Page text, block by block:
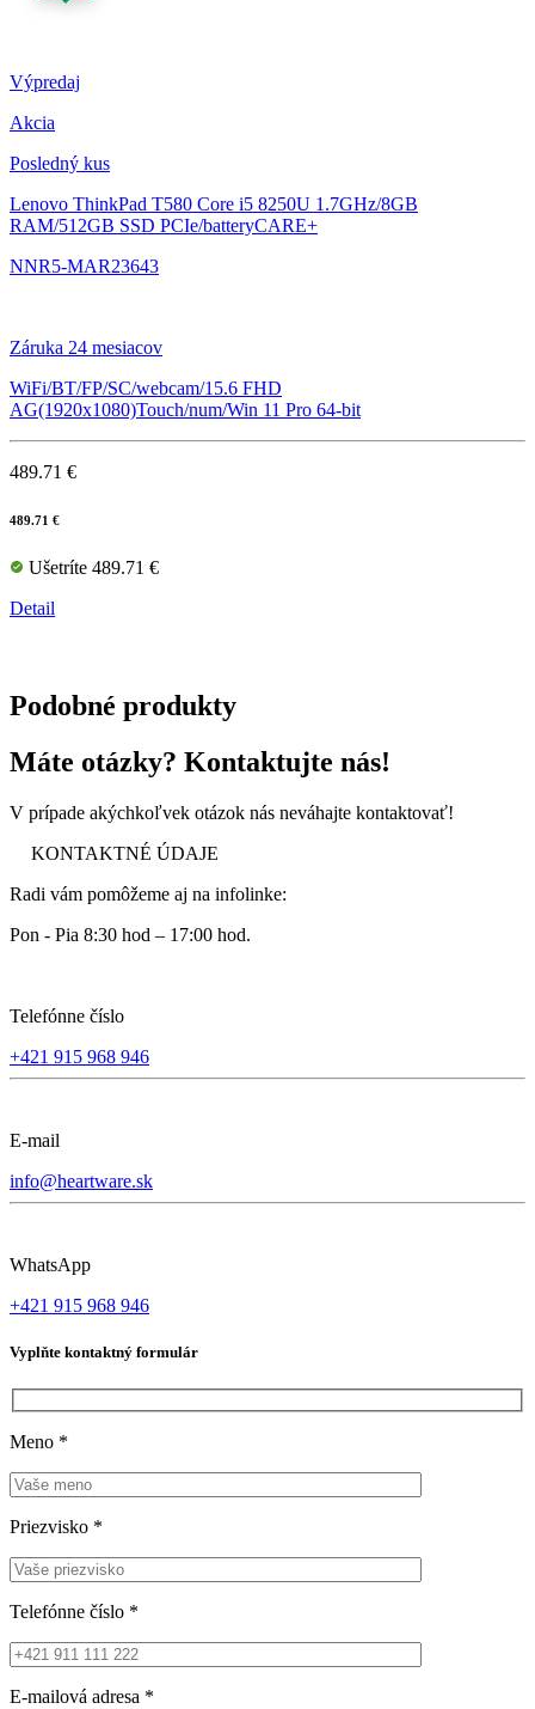
Výpredaj
Akcia
Posledný kus
Lenovo ThinkPad T580 Core i5 8250U 1.7GHz/8GB
RAM/512GB SSD PCIe/batteryCARE+
NNR5-MAR23643
Záruka 24 mesiacov
WiFi/BT/FP/SC/webcam/15.6 FHD
AG(1920x1080)Touch/num/Win 11 Pro 64-bit
489.71 €
489.71 €
Ušetríte 489.71 €
Detail
Podobné produkty
Máte otázky? Kontaktujte nás!
V prípade akýchkoľvek otázok nás neváhajte kontaktovať!
KONTAKTNÉ ÚDAJE
Radi vám pomôžeme aj na infolinke:
Pon - Pia 8:30 hod – 17:00 hod.
Telefónne číslo
+421 915 968 946
E-mail
info@heartware.sk
WhatsApp
+421 915 968 946
Vyplňte kontaktný formulár
Meno *
Priezvisko *
Telefónne číslo *
E-mailová adresa *